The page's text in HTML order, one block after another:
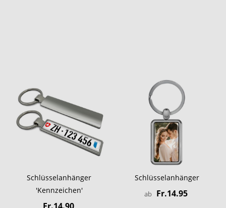
Schlüsselanhänger
'Kennzeichen'
Schlüsselanhänger
ab Fr.14.95